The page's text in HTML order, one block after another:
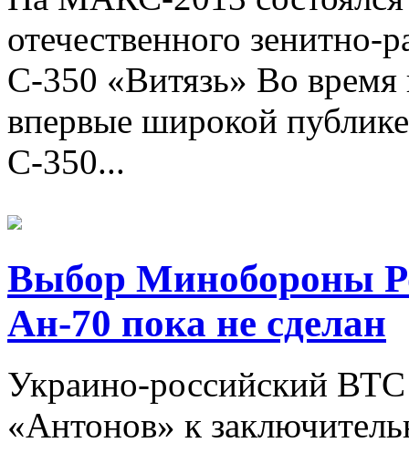
отечественного зенитно-
С-350 «Витязь» Во время
впервые широкой
С-350...
Выбор Минобороны
Ан-70 пока не сделан
Украино-российский
«Антонов» к